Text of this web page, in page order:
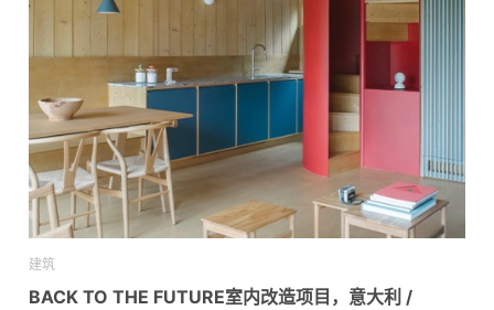
建筑
BACK TO THE FUTURE室内改造项目，意大利 /